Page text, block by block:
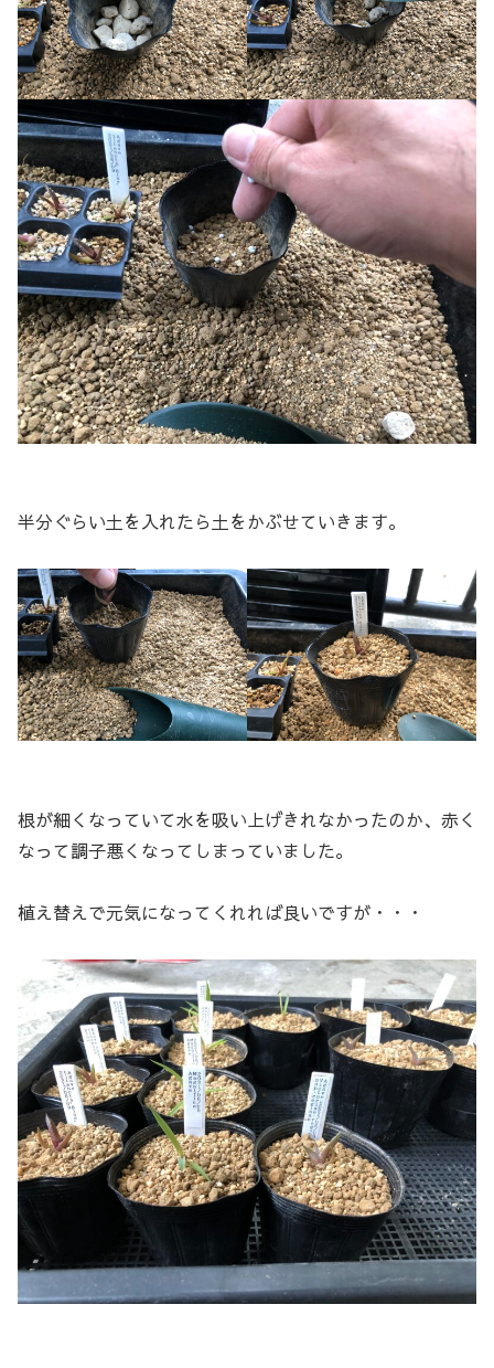
半分ぐらい土を入れたら土をかぶせていきます。
根が細くなっていて水を吸い上げきれなかったのか、赤く
なって調子悪くなってしまっていました。
植え替えで元気になってくれれば良いですが・・・